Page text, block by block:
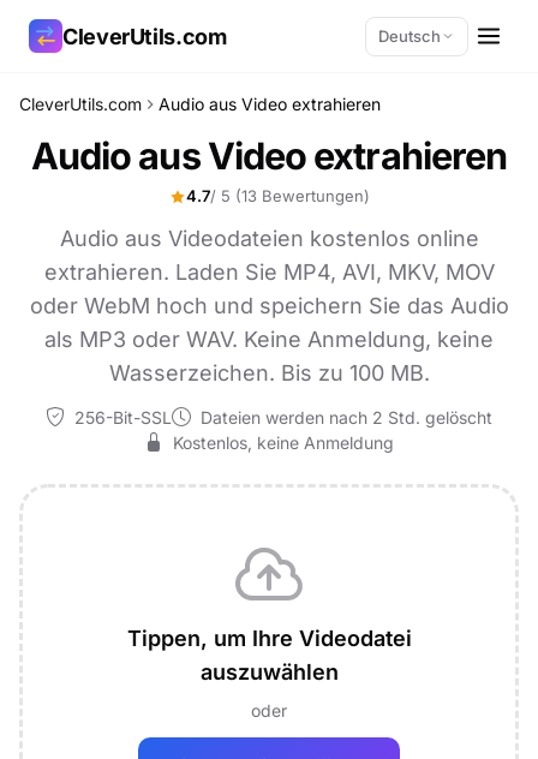
CleverUtils.com Deutsch
CleverUtils.com Audio aus Video extrahieren
Audio aus Video extrahieren
4.7/ 5 (13 Bewertungen)
Audio aus Videodateien kostenlos online
extrahieren. Laden Sie MP4, AVI, MKV, MOV
oder WebM hoch und speichern Sie das Audio
als MP3 oder WAV. Keine Anmeldung, keine
Wasserzeichen. Bis zu 100 MB.
256-Bit-SSL
Dateien werden nach 2 Std. gelöscht
Kostenlos, keine Anmeldung
Tippen, um Ihre Videodatei
auszuwählen
oder
Link kopieren